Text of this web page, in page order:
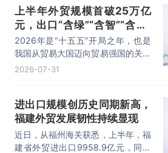
上半年外贸规模首破25万亿
元，出口“含绿”“含智”“含新”
量稳步攀升
2026年是“十五五”开局之年，也是
我国从贸易大国迈向贸易强国的关键
时期。上半年，我国进出口规模历史
品为代表的高附加值产品出口占比显
著提升，成为外贸提质增效的核心引
擎，为加快建设贸易强国注入了强劲
动力。
2026-07-31
进出口规模创历史同期新高，
福建外贸发展韧性持续显现
近日，从福州海关获悉，上半年，福
建省外贸进出口9958.9亿元，同比